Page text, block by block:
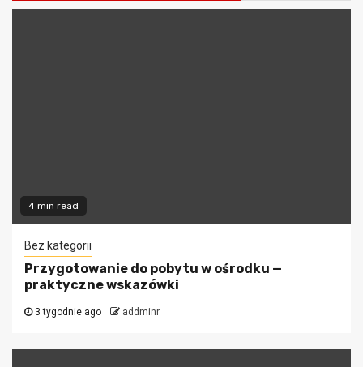
4 min read
Bez kategorii
Przygotowanie do pobytu w ośrodku —
praktyczne wskazówki
3 tygodnie ago addminr